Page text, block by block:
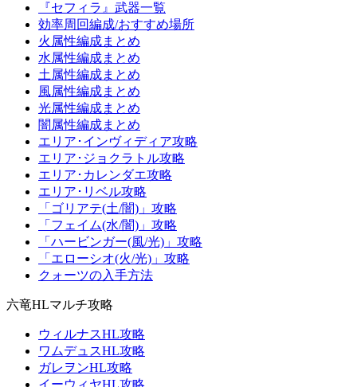
『セフィラ』武器一覧
効率周回編成/おすすめ場所
火属性編成まとめ
水属性編成まとめ
土属性編成まとめ
風属性編成まとめ
光属性編成まとめ
闇属性編成まとめ
エリア･インヴィディア攻略
エリア･ジョクラトル攻略
エリア･カレンダエ攻略
エリア･リベル攻略
「ゴリアテ(土/闇)」攻略
「フェイム(水/闇)」攻略
「ハービンガー(風/光)」攻略
「エローシオ(火/光)」攻略
クォーツの入手方法
六竜HLマルチ攻略
ウィルナスHL攻略
ワムデュスHL攻略
ガレヲンHL攻略
イーウィヤHL攻略